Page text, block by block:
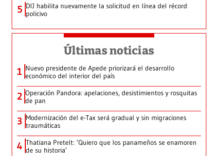
5 DIJ habilita nuevamente la solicitud en línea del récord
policivo
Últimas noticias
1 Nuevo presidente de Apede priorizará el desarrollo
económico del interior del país
2 Operación Pandora: apelaciones, desistimientos y rosquitas
de pan
3 Modernización del e-Tax será gradual y sin migraciones
traumáticas
4 Thatiana Pretelt: ‘Quiero que los panameños se enamoren
de su historia’